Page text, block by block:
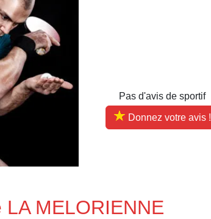
Pas d'avis de sportif
Donnez votre avis !
MELORIENNE